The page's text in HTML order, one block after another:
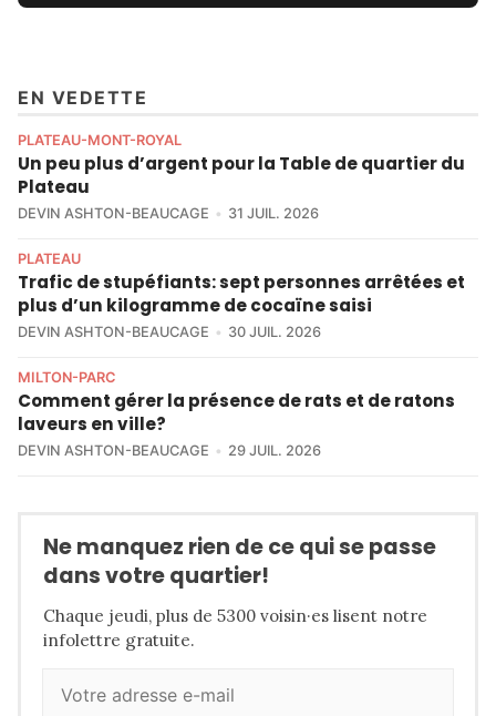
EN VEDETTE
PLATEAU-MONT-ROYAL
Un peu plus d’argent pour la Table de quartier du
Plateau
DEVIN ASHTON-BEAUCAGE 31 JUIL. 2026
PLATEAU
Trafic de stupéfiants: sept personnes arrêtées et
plus d’un kilogramme de cocaïne saisi
DEVIN ASHTON-BEAUCAGE 30 JUIL. 2026
MILTON-PARC
Comment gérer la présence de rats et de ratons
laveurs en ville?
DEVIN ASHTON-BEAUCAGE 29 JUIL. 2026
Ne manquez rien de ce qui se passe
dans votre quartier!
Chaque jeudi, plus de 5300 voisin·es lisent notre
infolettre gratuite.